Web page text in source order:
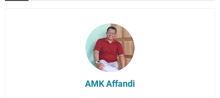
AMK Affandi